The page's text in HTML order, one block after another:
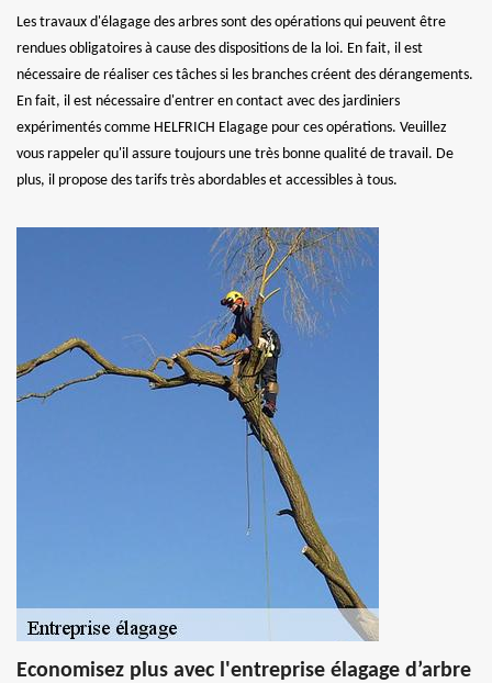
Les travaux d'élagage des arbres sont des opérations qui peuvent être
rendues obligatoires à cause des dispositions de la loi. En fait, il est
nécessaire de réaliser ces tâches si les branches créent des dérangements.
En fait, il est nécessaire d'entrer en contact avec des jardiniers
expérimentés comme HELFRICH Elagage pour ces opérations. Veuillez
vous rappeler qu'il assure toujours une très bonne qualité de travail. De
plus, il propose des tarifs très abordables et accessibles à tous.
Economisez plus avec l'entreprise élagage d’arbre